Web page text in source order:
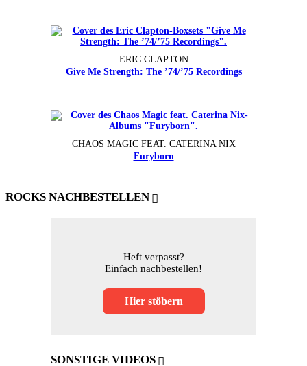
ERIC CLAPTON
Give Me Strength: The ’74/’75 Recordings
CHAOS MAGIC FEAT. CATERINA NIX
Furyborn
ROCKS NACHBESTELLEN
Heft verpasst?
Einfach nachbestellen!
Hier stöbern
SONSTIGE VIDEOS